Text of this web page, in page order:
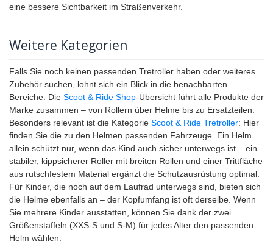
eine bessere Sichtbarkeit im Straßenverkehr.
Weitere Kategorien
Falls Sie noch keinen passenden Tretroller haben oder weiteres
Zubehör suchen, lohnt sich ein Blick in die benachbarten
Bereiche. Die Scoot & Ride Shop-Übersicht führt alle Produkte der
Marke zusammen – von Rollern über Helme bis zu Ersatzteilen.
Besonders relevant ist die Kategorie Scoot & Ride Tretroller: Hier
finden Sie die zu den Helmen passenden Fahrzeuge. Ein Helm
allein schützt nur, wenn das Kind auch sicher unterwegs ist – ein
stabiler, kippsicherer Roller mit breiten Rollen und einer Trittfläche
aus rutschfestem Material ergänzt die Schutzausrüstung optimal.
Für Kinder, die noch auf dem Laufrad unterwegs sind, bieten sich
die Helme ebenfalls an – der Kopfumfang ist oft derselbe. Wenn
Sie mehrere Kinder ausstatten, können Sie dank der zwei
Größenstaffeln (XXS-S und S-M) für jedes Alter den passenden
Helm wählen.